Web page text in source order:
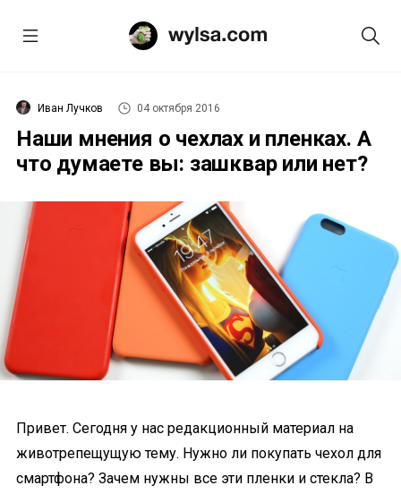
Иван Лучков 04 октября 2016
Наши мнения о чехлах и пленках. А
что думаете вы: зашквар или нет?
Привет. Сегодня у нас редакционный материал на
животрепещущую тему. Нужно ли покупать чехол для
смартфона? Зачем нужны все эти пленки и стекла? В